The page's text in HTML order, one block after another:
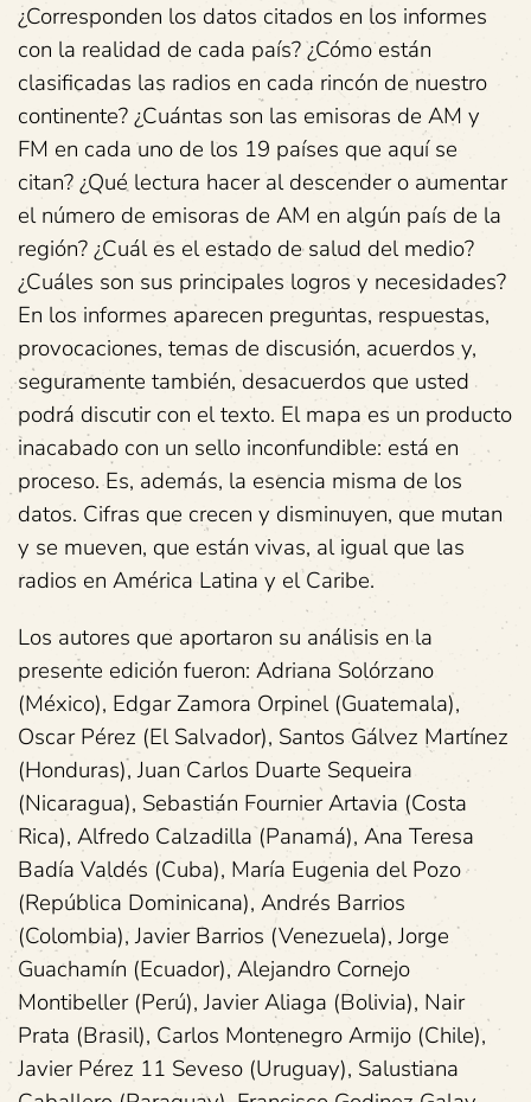
¿Corresponden los datos citados en los informes
con la realidad de cada país? ¿Cómo están
clasificadas las radios en cada rincón de nuestro
continente? ¿Cuántas son las emisoras de AM y
FM en cada uno de los 19 países que aquí se
citan? ¿Qué lectura hacer al descender o aumentar
el número de emisoras de AM en algún país de la
región? ¿Cuál es el estado de salud del medio?
¿Cuáles son sus principales logros y necesidades?
En los informes aparecen preguntas, respuestas,
provocaciones, temas de discusión, acuerdos y,
seguramente también, desacuerdos que usted
podrá discutir con el texto. El mapa es un producto
inacabado con un sello inconfundible: está en
proceso. Es, además, la esencia misma de los
datos. Cifras que crecen y disminuyen, que mutan
y se mueven, que están vivas, al igual que las
radios en América Latina y el Caribe.
Los autores que aportaron su análisis en la
presente edición fueron: Adriana Solórzano
(México), Edgar Zamora Orpinel (Guatemala),
Oscar Pérez (El Salvador), Santos Gálvez Martínez
(Honduras), Juan Carlos Duarte Sequeira
(Nicaragua), Sebastián Fournier Artavia (Costa
Rica), Alfredo Calzadilla (Panamá), Ana Teresa
Badía Valdés (Cuba), María Eugenia del Pozo
(República Dominicana), Andrés Barrios
(Colombia), Javier Barrios (Venezuela), Jorge
Guachamín (Ecuador), Alejandro Cornejo
Montibeller (Perú), Javier Aliaga (Bolivia), Nair
Prata (Brasil), Carlos Montenegro Armijo (Chile),
Javier Pérez 11 Seveso (Uruguay), Salustiana